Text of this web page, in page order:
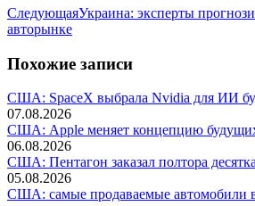
СледующаяСледующая
Украина: эксперты
авторынке
Похожие записи
США: SpaceX выбрала Nvidia для ИИ
07.08.2026
США: Apple меняет концепцию
06.08.2026
США: Пентагон заказал полтора
05.08.2026
США: самые продаваемые автомобили